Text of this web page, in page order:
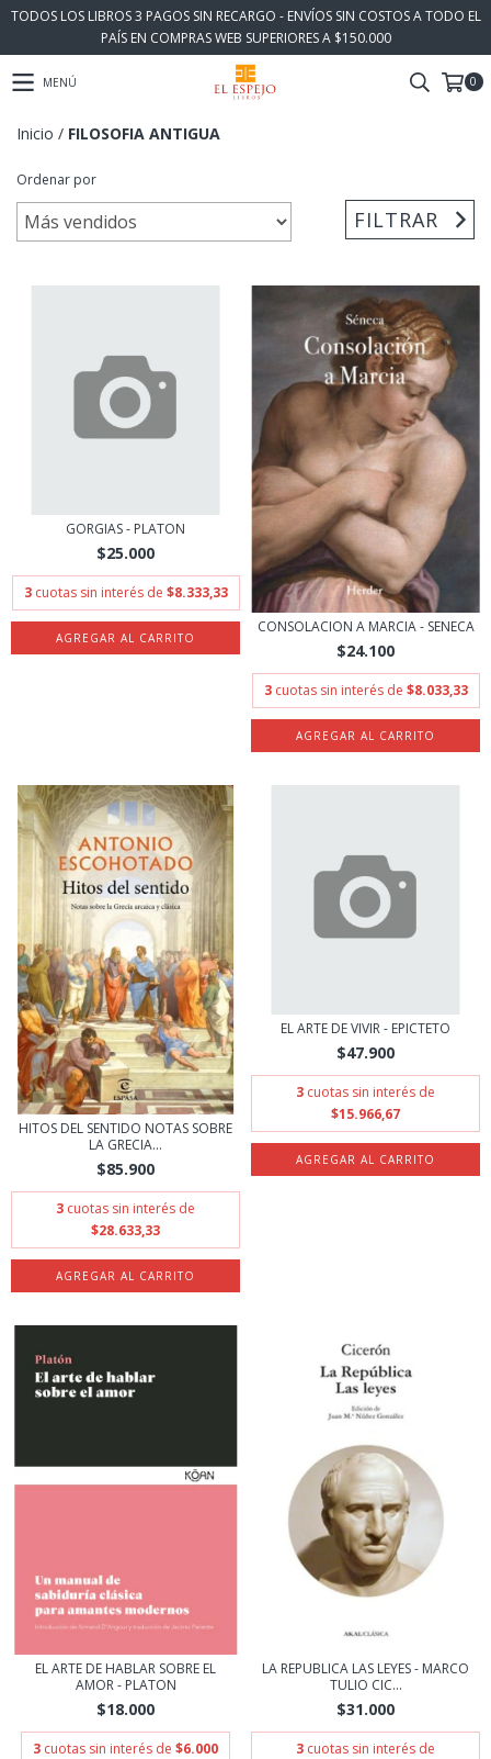
TODOS LOS LIBROS 3 PAGOS SIN RECARGO - ENVÍOS SIN COSTOS A TODO EL
PAÍS EN COMPRAS WEB SUPERIORES A $150.000
MENÚ 0
Inicio / FILOSOFIA ANTIGUA
Ordenar por
FILTRAR
GORGIAS - PLATON
$25.000
3 cuotas sin interés de $8.333,33
CONSOLACION A MARCIA - SENECA
$24.100
3 cuotas sin interés de $8.033,33
HITOS DEL SENTIDO NOTAS SOBRE
LA GRECIA...
$85.900
3 cuotas sin interés de
$28.633,33
EL ARTE DE VIVIR - EPICTETO
$47.900
3 cuotas sin interés de
$15.966,67
EL ARTE DE HABLAR SOBRE EL
AMOR - PLATON
$18.000
3 cuotas sin interés de $6.000
LA REPUBLICA LAS LEYES - MARCO
TULIO CIC...
$31.000
3 cuotas sin interés de